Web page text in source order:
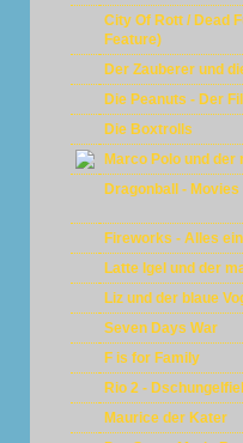
City Of Rott / Dead
Feature)
Der Zauberer und
Die Peanuts - Der
Die Boxtrolls
Marco Polo und der
Dragonball -
Fireworks - Alles
Latte Igel und der
Liz und der blaue
Seven Days War
F is for Family
Rio 2 -
Maurice der Kater